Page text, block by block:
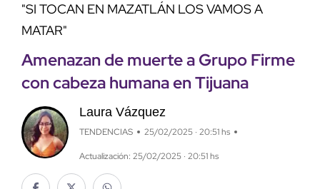
"SI TOCAN EN MAZATLÁN LOS VAMOS A
MATAR"
Amenazan de muerte a Grupo Firme
con cabeza humana en Tijuana
Laura Vázquez
TENDENCIAS 25/02/2025 · 20:51 hs
Actualización: 25/02/2025 · 20:51 hs